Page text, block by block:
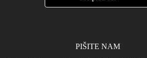
PIŠITE NAM